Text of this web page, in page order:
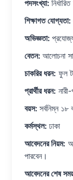
পদসংখ্যা:
শিক্ষাগত যোগ্যতা:
অভিজ্ঞতা:
বেতন: আলোচনা
চাকরির ধরন: ফুল
প্রার্থীর ধরন:
বয়স: সর্বনিম্ন ১৮
কর্মস্থল: ঢাকা
আবেদনের নিয়ম:
পারবেন।
আবেদনের শেষ